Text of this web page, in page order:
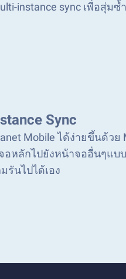
instance sync เพื่อสุ่ม
Sync
Mobile ได้ง่ายขึ้นด้ว
อหลักไปยังหน้าจออื่นๆแบ
รันไปได้เอง